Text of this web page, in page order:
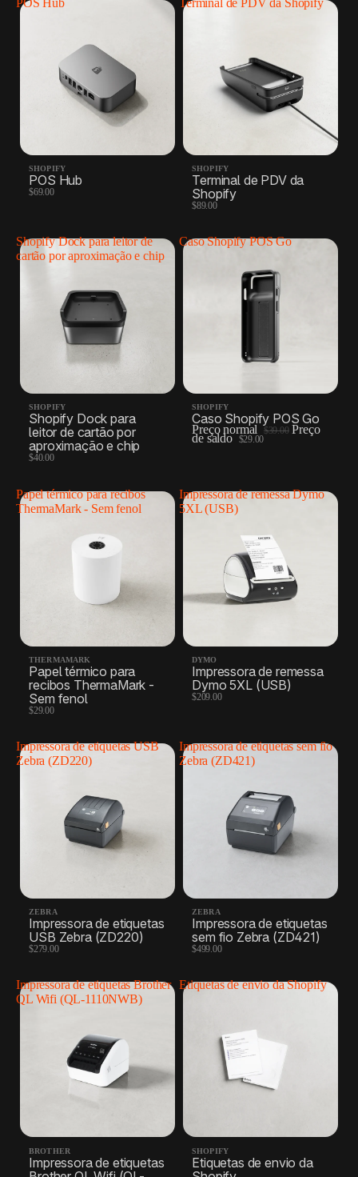
SHOPIFY
POS Hub
$69.00
SHOPIFY
Terminal de PDV da
Shopify
$89.00
Shopify Dock para leitor de
cartão por aproximação e chip
SHOPIFY
Shopify Dock para
leitor de cartão por
aproximação e chip
$40.00
Caso Shopify POS Go
SHOPIFY
Caso Shopify POS Go
Preço normal $39.00 Preço
de saldo $29.00
Papel térmico para recibos
ThermaMark - Sem fenol
THERMAMARK
Papel térmico para
recibos ThermaMark -
Sem fenol
$29.00
Impressora de remessa Dymo
5XL (USB)
DYMO
Impressora de remessa
Dymo 5XL (USB)
$209.00
Impressora de etiquetas USB
Zebra (ZD220)
ZEBRA
Impressora de etiquetas
USB Zebra (ZD220)
$279.00
Impressora de etiquetas sem fio
Zebra (ZD421)
ZEBRA
Impressora de etiquetas
sem fio Zebra (ZD421)
$499.00
Impressora de etiquetas Brother
QL Wifi (QL-1110NWB)
BROTHER
Impressora de etiquetas
Etiquetas de envio da Shopify
SHOPIFY
Etiquetas de envio da